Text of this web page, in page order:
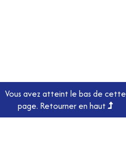
Vous avez atteint le bas de cette
page. Retourner en haut